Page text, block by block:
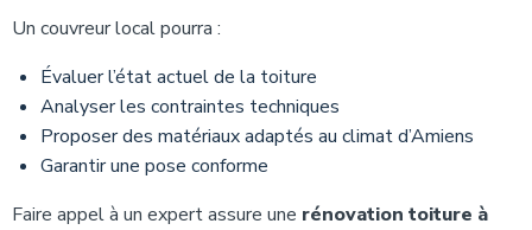
Un couvreur local pourra :
Évaluer l’état actuel de la toiture
Analyser les contraintes techniques
Proposer des matériaux adaptés au climat d’Amiens
Garantir une pose conforme
Faire appel à un expert assure une rénovation toiture à